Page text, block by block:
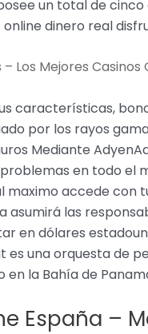
un total de
dinero real
Los Mejores Casinos
características,
por los rayos
Mediante
en todo el
accede con
asumirá las
en dólares
es una orquesta de
la Bahía de
España –